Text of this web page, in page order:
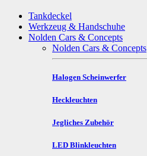
Tankdeckel
Werkzeug & Handschuhe
Nolden Cars & Concepts
Nolden Cars & Concepts
Halogen Scheinwerfer
Heckleuchten
Jegliches Zubehör
LED Blinkleuchten